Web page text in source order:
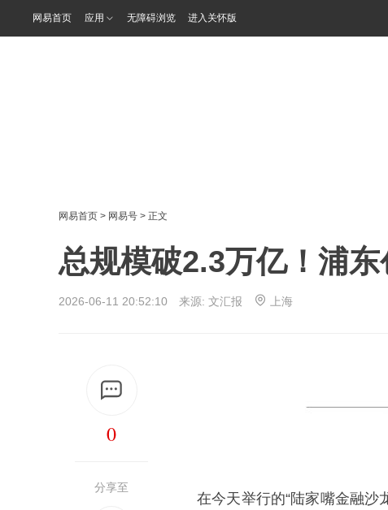
网易首页 应用 无障碍浏览 进入关怀版
网易首页 > 网易号 > 正文
总规模破2.3万亿！浦
2026-06-11 20:52:10 来源: 文汇报 上海
0
分享至
在今天举行的“陆家嘴金融沙